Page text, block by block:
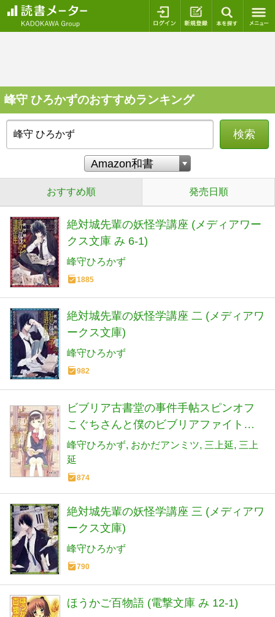
ログイン 新規登録
峰守 ひろかずのおすすめランキング
検索
おすすめ順 発売日順
絶対城先輩の妖怪学講座 (メディアワー
クス文庫 み 6-1)
峰守ひろかず
1885
絶対城先輩の妖怪学講座 二 (メディアワ
ークス文庫)
峰守ひろかず
982
ビブリア古書堂の事件手帖スピンオフ
こぐちさんと僕のビブリアファイト部
活動日誌 (電撃文庫)
峰守ひろかず おかだアンミツ 三上延 三上
延
874
絶対城先輩の妖怪学講座 三 (メディアワ
ークス文庫)
峰守ひろかず
790
ほうかご百物語 (電撃文庫 み 12-1)